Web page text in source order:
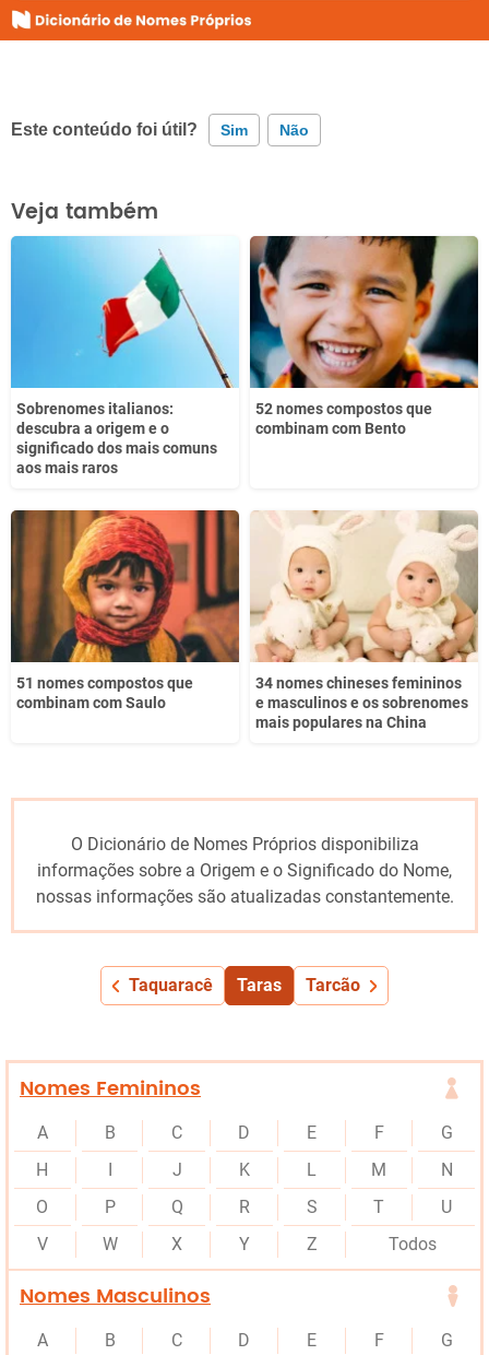
Este conteúdo foi útil? Sim Não
Este conteúdo contém informação incorreta
Este conteúdo não tem a informação que procuro
Veja também
Sobrenomes italianos:
descubra a origem e o
significado dos mais comuns
aos mais raros
52 nomes compostos que
combinam com Bento
51 nomes compostos que
combinam com Saulo
34 nomes chineses femininos
e masculinos e os sobrenomes
mais populares na China
O Dicionário de Nomes Próprios disponibiliza
informações sobre a Origem e o Significado do Nome,
nossas informações são atualizadas constantemente.
Taquaracê Taras Tarcão
Nomes Femininos
A B C D E F
G
H
J K L M
N
O
P Q R S T
U
V
W X Y Z Todos
Nomes Masculinos
A B C D E F
G